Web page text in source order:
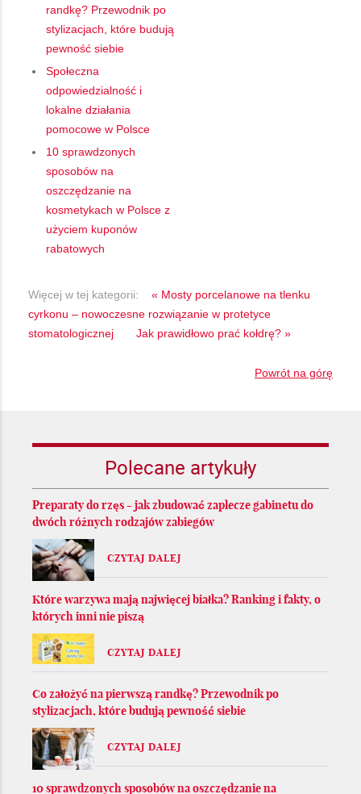
randkę? Przewodnik po
stylizacjach, które budują
pewność siebie
Społeczna
odpowiedzialność i
lokalne działania
pomocowe w Polsce
10 sprawdzonych
sposobów na
oszczędzanie na
kosmetykach w Polsce z
użyciem kuponów
rabatowych
Więcej w tej kategorii:
« Mosty porcelanowe na tlenku
cyrkonu – nowoczesne rozwiązanie w protetyce
stomatologicznej
Jak prawidłowo prać kołdrę? »
Powrót na górę
Polecane artykuły
Preparaty do rzęs - jak zbudować zaplecze gabinetu do
dwóch różnych rodzajów zabiegów
CZYTAJ DALEJ
Które warzywa mają najwięcej białka? Ranking i fakty, o
których inni nie piszą
CZYTAJ DALEJ
Co założyć na pierwszą randkę? Przewodnik po
stylizacjach, które budują pewność siebie
CZYTAJ DALEJ
10 sprawdzonych sposobów na oszczędzanie na